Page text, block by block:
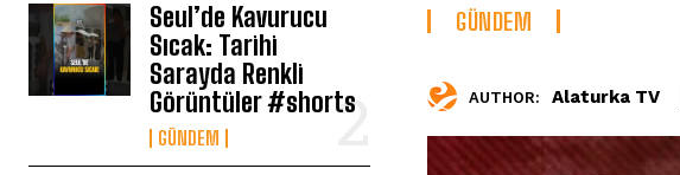
Seul’de Kavurucu
Sıcak: Tarihi
Sarayda Renkli
Görüntüler #shorts
GÜNDEM
GÜNDEM
AUTHOR: Alaturka TV